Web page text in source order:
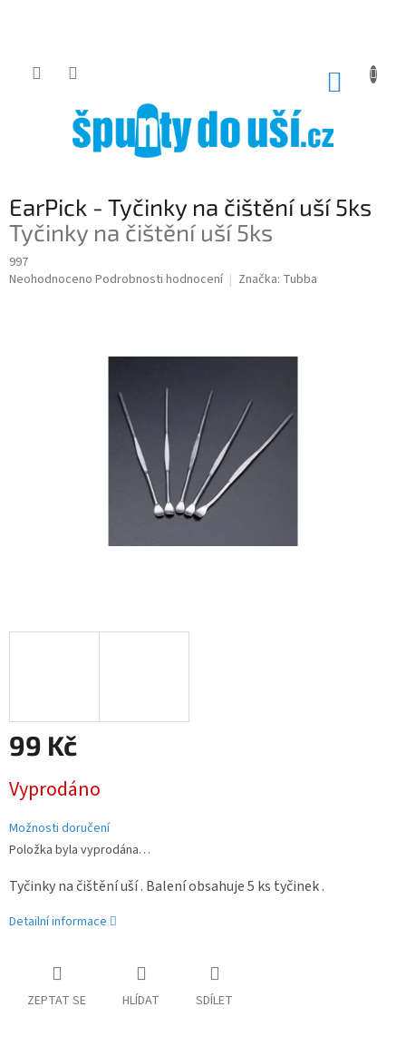
EarPick - Tyčinky na čištění uší 5ks
Tyčinky na čištění uší 5ks
997
Průměrné
Neohodnoceno Podrobnosti hodnocení Značka: Tubba
99 Kč
cena:
Vyprodáno
Možnosti doručení
Položka byla vyprodána…
Tyčinky na čištění uší . Balení obsahuje 5 ks tyčinek .
Detailní informace
ZEPTAT SE HLÍDAT SDÍLET